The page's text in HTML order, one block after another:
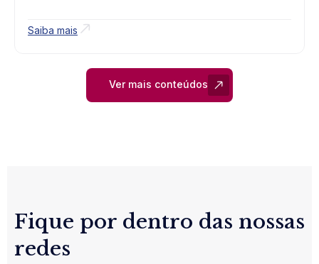
Saiba mais
Ver mais conteúdos
Fique por dentro das nossas
redes